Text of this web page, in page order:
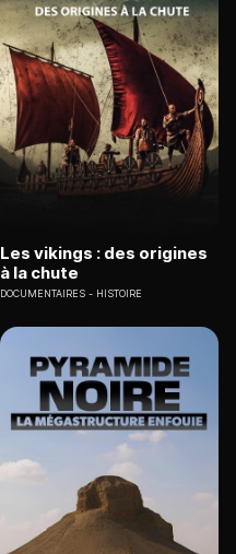
Les vikings : des origines
à la chute
DOCUMENTAIRES HISTOIRE